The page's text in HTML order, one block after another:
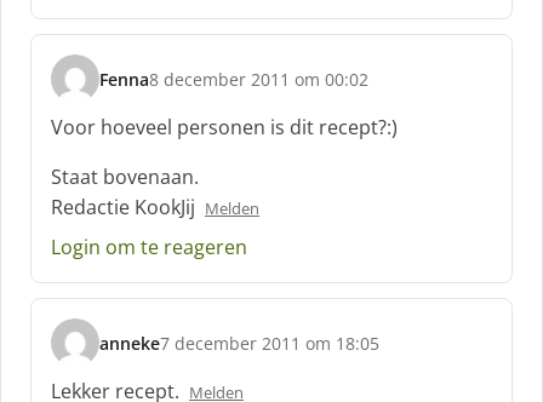
e
f
:
Fenna
s
c
h
r
e
f
8 december 2011 om 00:02
Voor hoeveel personen is dit recept?:)
Staat bovenaan.
Redactie KookJij Melden
Login om te reageren
anneke
s
c
7 december 2011 om 18:05
Lekker recept. Melden